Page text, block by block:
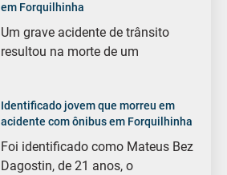
em Forquilhinha
Um grave acidente de trânsito
resultou na morte de um
Identificado jovem que morreu em
acidente com ônibus em Forquilhinha
Foi identificado como Mateus Bez
Dagostin, de 21 anos, o